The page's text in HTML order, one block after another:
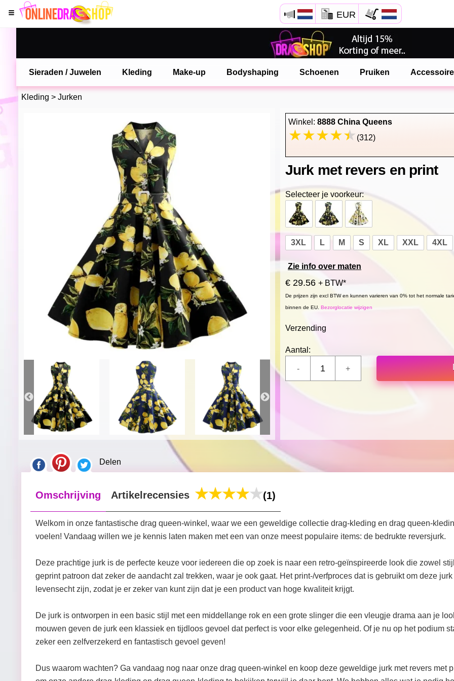
EUR
Sieraden / Juwelen Kleding Make-up Bodyshaping Schoenen Pruiken
Kleding > Jurken
Winkel: 8888 China Queens
(312)
Jurk met revers en print
Selecteer je voorkeur:
3XL L M S XL XXL 4XL
Zie info over maten
€ 29.56 + BTW*
De prijzen zijn excl BTW en kunnen varieren van 0% tot het normale
binnen de EU. Bezorglocatie wijzigen
Verzending
Aantal:
Delen
Omschrijving Artikelrecensies (1)
Welkom in onze fantastische drag queen-winkel, waar we een geweldige collectie drag-kleding en drag queen-
voelen! Vandaag willen we je kennis laten maken met een van onze meest populaire items: de bedrukte reversjurk.
Deze prachtige jurk is de perfecte keuze voor iedereen die op zoek is naar een retro-geïnspireerde look die zowel
geprint patroon dat zeker de aandacht zal trekken, waar je ook gaat. Het print-/verfproces dat is gebruikt om deze
levensecht zijn, zodat je er zeker van kunt zijn dat je een product van hoge kwaliteit krijgt.
De jurk is ontworpen in een basic stijl met een middellange rok en een grote slinger die een vleugje drama aan je
mouwen geven de jurk een klassiek en tijdloos gevoel dat perfect is voor elke gelegenheid. Of je nu op het podium
zeker een zelfverzekerd en fantastisch gevoel geven!
Dus waarom wachten? Ga vandaag nog naar onze drag queen-winkel en koop deze geweldige jurk met revers met
Open Safari menu.
of klik de safari knop zoals hiernaast getoont
en klik TOEVOEGEN AAN BUREAUBLAD